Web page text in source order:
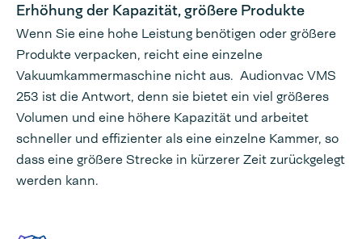
Erhöhung der Kapazität, größere Produkte
Wenn Sie eine hohe Leistung benötigen oder größere
Produkte verpacken, reicht eine einzelne
Vakuumkammermaschine nicht aus. Audionvac VMS
253 ist die Antwort, denn sie bietet ein viel größeres
Volumen und eine höhere Kapazität und arbeitet
schneller und effizienter als eine einzelne Kammer, so
dass eine größere Strecke in kürzerer Zeit zurückgelegt
werden kann.